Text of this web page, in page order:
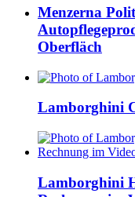
Menzerna
Oberfläch
Lamborghini
Lamborghini